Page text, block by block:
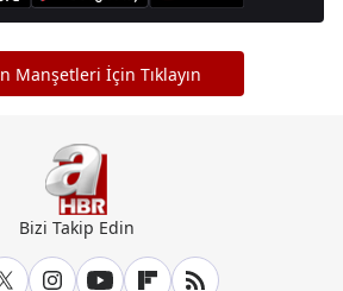
Manşetleri İçin Tıklayın
Bizi Takip Edin